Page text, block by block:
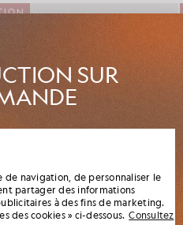
navigation, de personnaliser le
partager des informations
à des fins de marketing.
des cookies » ci-dessous. Consultez
SUR
les nouveautés
aux membres, ainsi
de réduction.